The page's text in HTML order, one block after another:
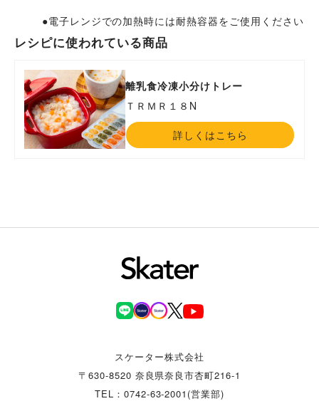
●電子レンジでの加熱時には耐熱容器をご使用ください
レシピに使われている商品
離乳食冷凍小分けトレー
ＴＲＭＲ１８N
詳しくはこちら
スケーター株式会社
〒630-8520 奈良県奈良市杏町216-1
TEL：0742-63-2001(営業部)